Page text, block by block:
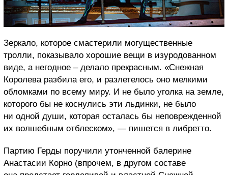
Зеркало, которое смастерили могущественные
тролли, показывало хорошие вещи в изуродованном
виде, а негодное – делало прекрасным. «Снежная
Королева разбила его, и разлетелось оно мелкими
обломками по всему миру. И не было уголка на земле,
которого бы не коснулись эти льдинки, не было
ни одной души, которая осталась бы неповрежденной
их волшебным отблеском», — пишется в либретто.
Партию Герды поручили утонченной балерине
Анастасии Корно (впрочем, в другом составе